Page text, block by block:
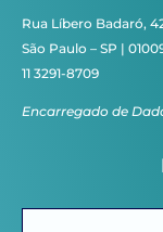
Rua Líbero Badaró,
São Paulo – SP |
11 3291-8709
Encarregado de